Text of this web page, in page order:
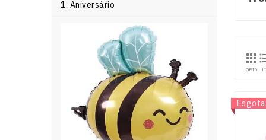
1. Aniversário

GRID
Novo